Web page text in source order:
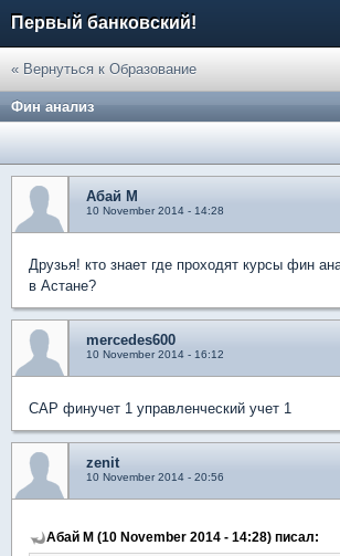
Первый банковский!
« Вернуться к Образование
Фин анализ
Абай М
10 November 2014 - 14:28
Друзья! кто знает где проходят курсы фин
в Астане?
mercedes600
10 November 2014 - 16:12
CAP финучет 1 управленческий учет 1
zenit
10 November 2014 - 20:56
Абай М (10 November 2014 - 14:28) писал: